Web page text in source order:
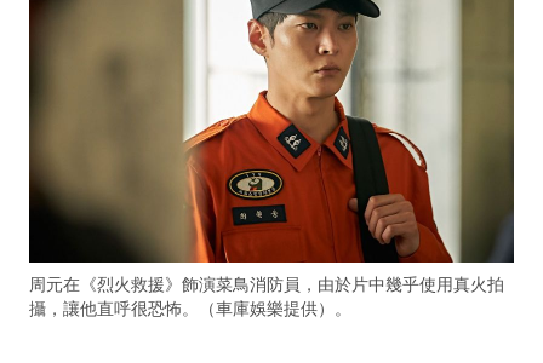
周元在《烈火救援》飾演菜鳥消防員，由於片中幾乎使用真火拍
攝，讓他直呼很恐怖。（車庫娛樂提供）。